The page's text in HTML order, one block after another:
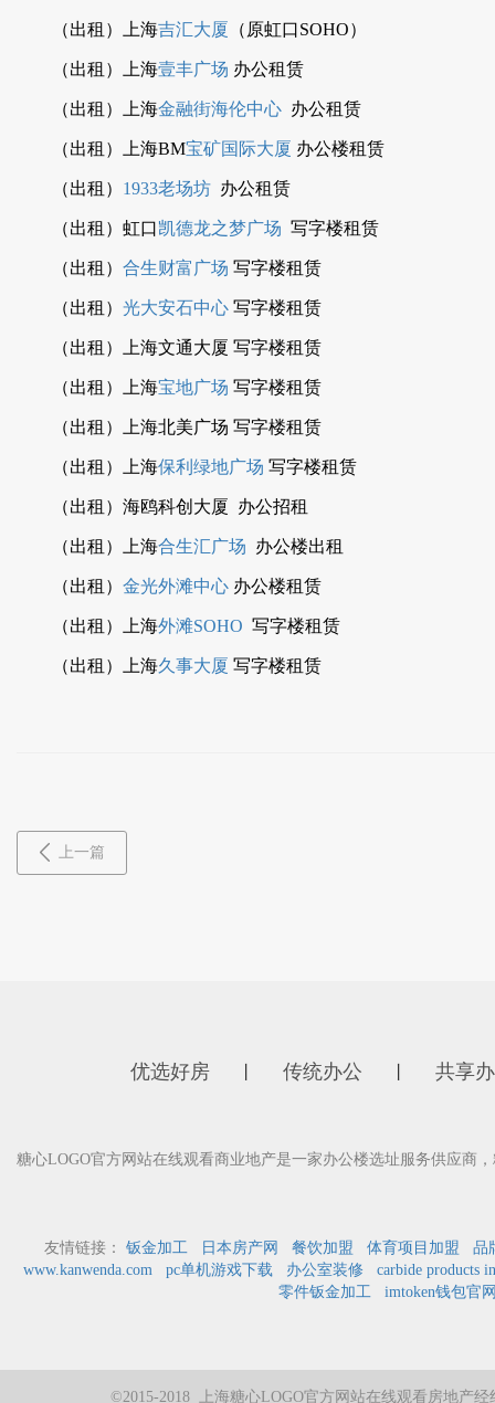
（出租）上海吉汇大厦 （原虹口SOHO）
（出租）上海壹丰广场 办公租赁
（出租）上海金融街海伦中心 办公租赁
（出租）上海BM宝矿国际大厦 办公楼租赁
（出租） 1933老场坊 办公租赁
（出租）虹口凯德龙之梦广场 写字楼租赁
（出租） 合生财富广场 写字楼租赁
（出租） 光大安石中心 写字楼租赁
（出租）上海文通大厦 写字楼租赁
（出租）上海宝地广场 写字楼租赁
（出租）上海北美广场 写字楼租赁
（出租）上海保利绿地广场 写字楼租赁
（出租）海鸥科创大厦 办公招租
（出租）上海合生汇广场 办公楼出租
（出租） 金光外滩中心 办公楼租赁
（出租）上海外滩SOHO 写字楼租赁
（出租）上海久事大厦 写字楼租赁
上一篇
优选好房 传统办公 共享
糖心LOGO官方网站在线观看商业地产是一家办公楼选址服务供应商
友情链接： 钣金加工 日本房产网 餐饮加盟 体育项目加盟
品
www.kanwenda.com
pc单机游戏下载 办公室装修
carbide products
零件钣金加工
imtoken钱包官
©2015-2018 上海糖心LOGO官方网站在线观看房地产